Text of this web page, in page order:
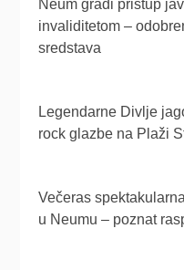
Neum gradi pristup
invaliditetom –
sredstava
Legendarne Divlje
rock glazbe na Plaži
Večeras
u Neumu – poznat